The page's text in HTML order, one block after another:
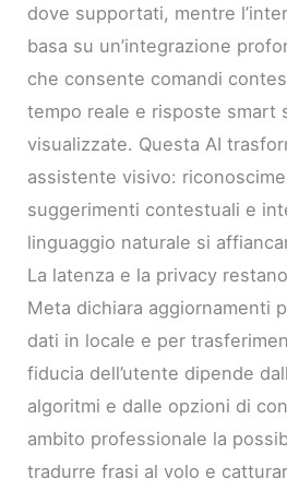
dove supportati, mentre
basa su un’integrazione
che consente comandi
tempo reale e risposte smart
visualizzate. Questa AI
assistente visivo:
suggerimenti contestuali e
linguaggio naturale si
La latenza e la privacy
Meta dichiara aggiornamenti
dati in locale e per
fiducia dell’utente dipende
algoritmi e dalle opzioni di
ambito professionale la
tradurre frasi al volo e